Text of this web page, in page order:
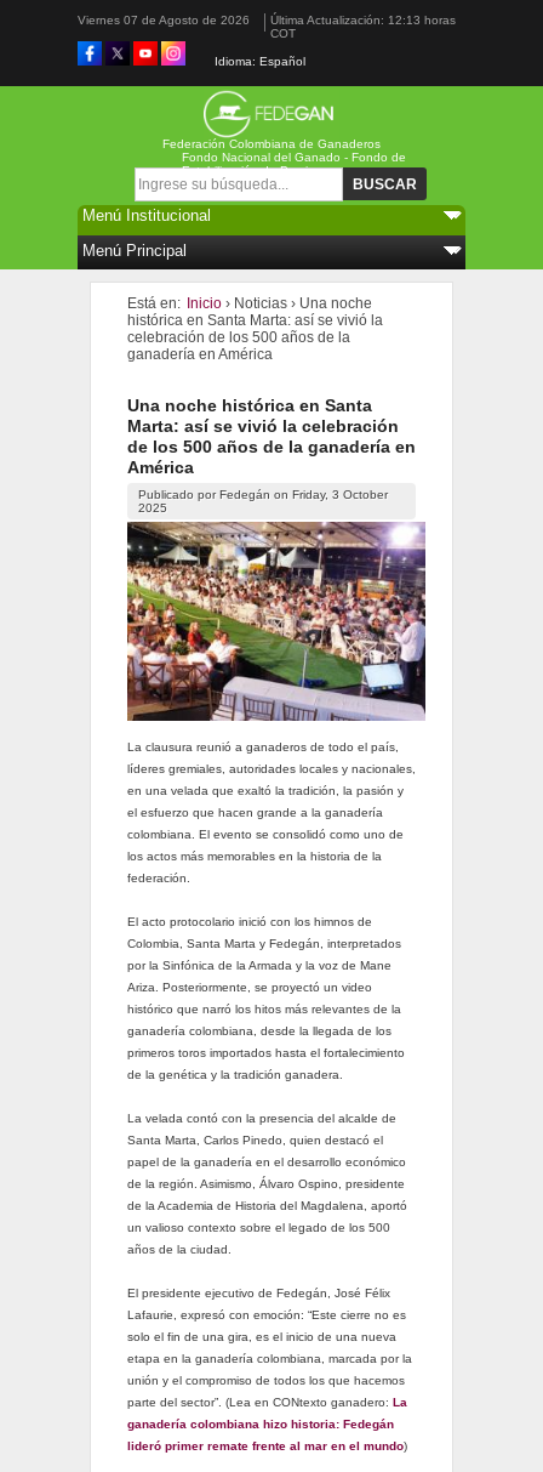
Viernes 07 de Agosto de 2026
Última Actualización: 12:13 horas
COT
Idioma: Español
Federación Colombiana de Ganaderos
Formulario de búsqueda
Fondo Nacional del Ganado - Fondo de
Estabilización de Precios
Está en: Inicio › Noticias › Una noche
histórica en Santa Marta: así se vivió la
celebración de los 500 años de la
ganadería en América
Una noche histórica en Santa
Marta: así se vivió la celebración
de los 500 años de la ganadería en
América
Publicado por Fedegán on Friday, 3 October
2025
La clausura reunió a ganaderos de todo el país,
líderes gremiales, autoridades locales y nacionales,
en una velada que exaltó la tradición, la pasión y
el esfuerzo que hacen grande a la ganadería
colombiana. El evento se consolidó como uno de
los actos más memorables en la historia de la
federación.
El acto protocolario inició con los himnos de
Colombia, Santa Marta y Fedegán, interpretados
por la Sinfónica de la Armada y la voz de Mane
Ariza. Posteriormente, se proyectó un video
histórico que narró los hitos más relevantes de la
ganadería colombiana, desde la llegada de los
primeros toros importados hasta el fortalecimiento
de la genética y la tradición ganadera.
La velada contó con la presencia del alcalde de
Santa Marta, Carlos Pinedo, quien destacó el
papel de la ganadería en el desarrollo económico
de la región. Asimismo, Álvaro Ospino, presidente
de la Academia de Historia del Magdalena, aportó
un valioso contexto sobre el legado de los 500
años de la ciudad.
El presidente ejecutivo de Fedegán, José Félix
Lafaurie, expresó con emoción: “Este cierre no es
solo el fin de una gira, es el inicio de una nueva
etapa en la ganadería colombiana, marcada por la
unión y el compromiso de todos los que hacemos
parte del sector”. (Lea en CONtexto ganadero: La
ganadería colombiana hizo historia: Fedegán
lideró primer remate frente al mar en el mundo)